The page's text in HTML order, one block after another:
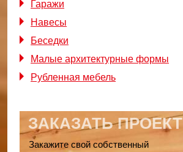
Гаражи
Навесы
Беседки
Малые архитектурные формы
Рубленная мебель
ЗАКАЗАТЬ ПРОЕКТ
Закажите свой собственный